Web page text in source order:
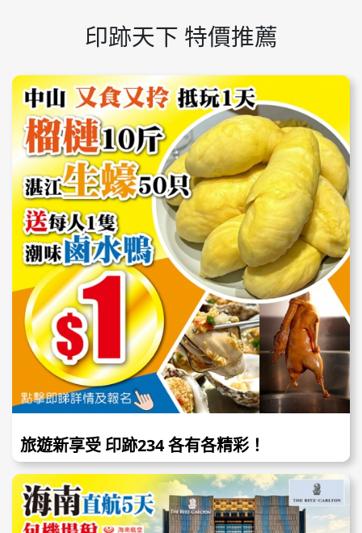
印跡天下 特價推薦
旅遊新享受 印跡234 各有各精彩！